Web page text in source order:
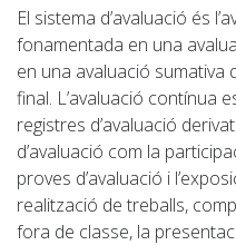
El sistema d’avaluació és
fonamentada en una
en una avaluació sumativa
final. L’avaluació contínua
registres d’avaluació
d’avaluació com la
proves d’avaluació i
realització de treballs,
fora de classe, la